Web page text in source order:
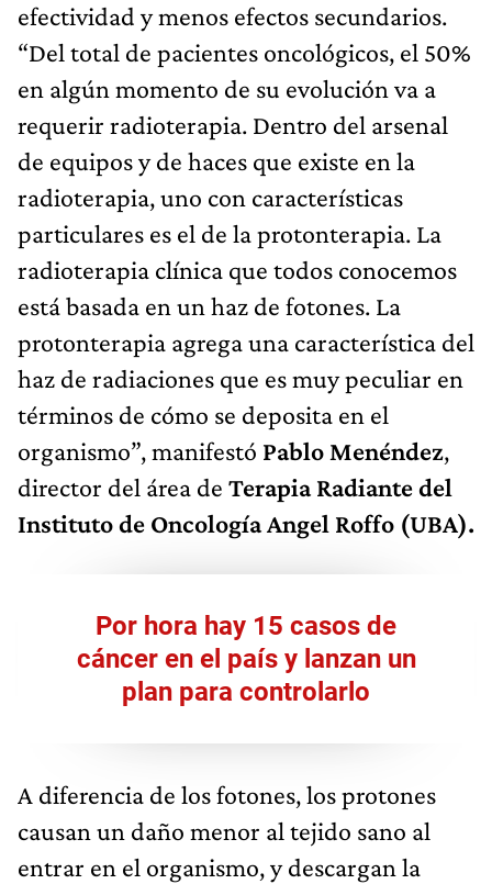
efectividad y menos efectos secundarios.
“Del total de pacientes oncológicos, el 50%
en algún momento de su evolución va a
requerir radioterapia. Dentro del arsenal
de equipos y de haces que existe en la
radioterapia, uno con características
particulares es el de la protonterapia. La
radioterapia clínica que todos conocemos
está basada en un haz de fotones. La
protonterapia agrega una característica del
haz de radiaciones que es muy peculiar en
términos de cómo se deposita en el
organismo”, manifestó Pablo Menéndez,
director del área de Terapia Radiante del
Instituto de Oncología Angel Roffo (UBA).
Por hora hay 15 casos de
cáncer en el país y lanzan un
plan para controlarlo
A diferencia de los fotones, los protones
causan un daño menor al tejido sano al
entrar en el organismo, y descargan la